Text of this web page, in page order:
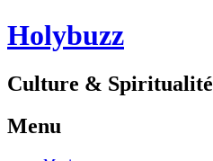
Holybuzz
Culture & Spiritualité
Menu